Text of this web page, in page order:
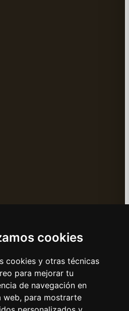
cookies
cookies y otras técnicas
para mejorar tu
de navegación en
web, para mostrarte